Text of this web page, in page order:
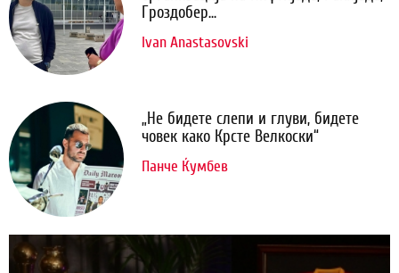
Гроздобер...
Ivan Anastasovski
„Не бидете слепи и глуви, бидете
човек како Крсте Велкоски“
Панче Ќумбев